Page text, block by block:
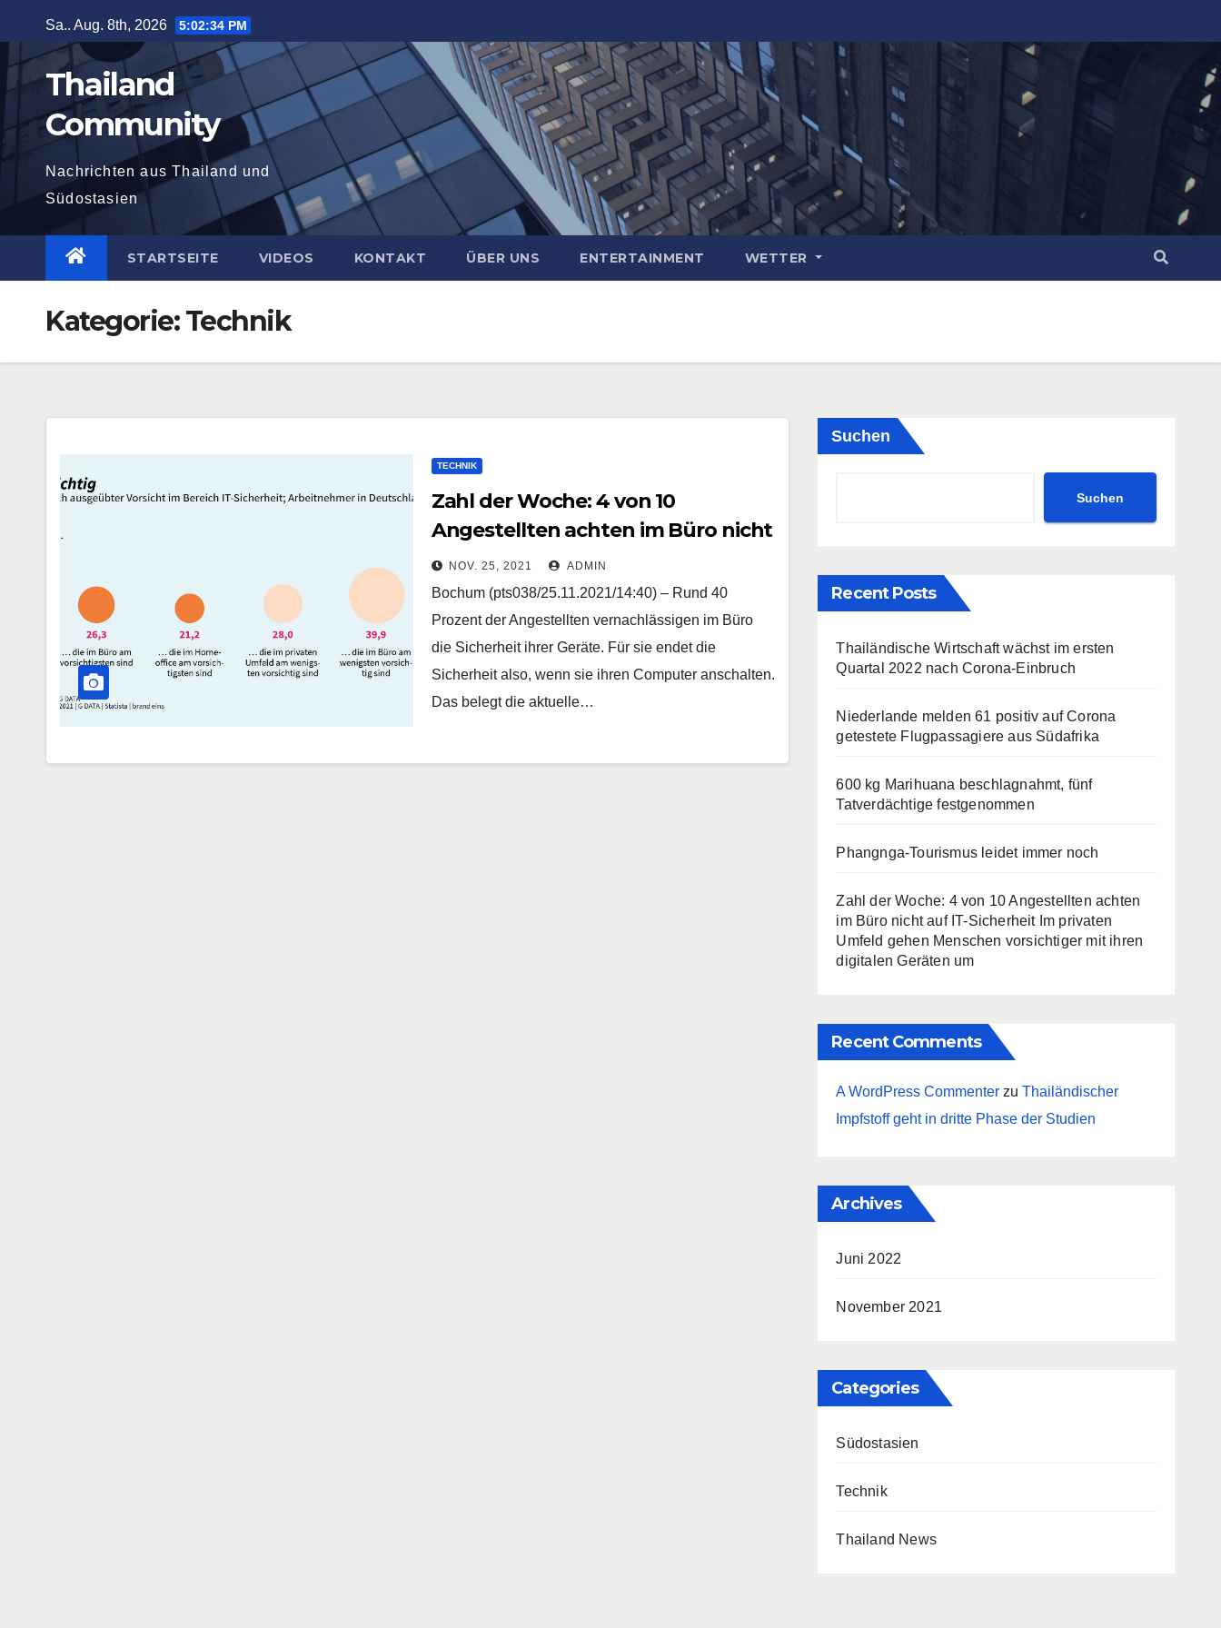
Inhalt
springen
Sa.. Aug. 8th, 2026 5:02:35 PM
Thailand
Community
Nachrichten aus Thailand und
Südostasien
STARTSEITE VIDEOS KONTAKT ÜBER UNS ENTERTAINMENT WETTER
Kategorie:Technik
TECHNIK
Zahl der Woche: 4 von 10
Angestellten achten im Büro nicht
auf IT-Sicherheit Im privaten
Umfeld gehen Menschen
vorsichtiger mit ihren digitalen
Geräten um
NOV. 25, 2021 ADMIN
Bochum (pts038/25.11.2021/14:40) – Rund 40
Prozent der Angestellten vernachlässigen im Büro
die Sicherheit ihrer Geräte. Für sie endet die
Sicherheit also, wenn sie ihren Computer anschalten.
Das belegt die aktuelle…
Suchen
Suchen
Recent Posts
Thailändische Wirtschaft wächst im ersten
Quartal 2022 nach Corona-Einbruch
Niederlande melden 61 positiv auf Corona
getestete Flugpassagiere aus Südafrika
600 kg Marihuana beschlagnahmt, fünf
Tatverdächtige festgenommen
Phangnga-Tourismus leidet immer noch
Zahl der Woche: 4 von 10 Angestellten achten
im Büro nicht auf IT-Sicherheit Im privaten
Umfeld gehen Menschen vorsichtiger mit ihren
digitalen Geräten um
Recent Comments
A WordPress Commenter zuThailändischer
Impfstoff geht in dritte Phase der Studien
Archives
Juni 2022
November 2021
Categories
Südostasien
Technik
Thailand News